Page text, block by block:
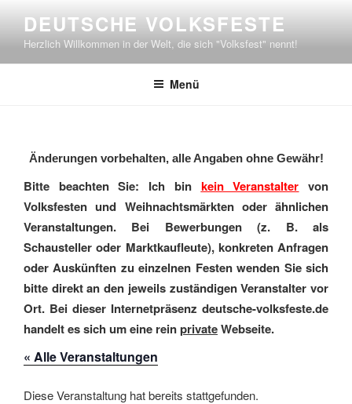
springen
DEUTSCHE VOLKSFESTE
Herzlich Willkommen in der Welt, die sich "Volksfest" nennt!
Menü
Änderungen vorbehalten, alle Angaben ohne Gewähr!
Bitte beachten Sie: Ich bin kein Veranstalter von
Volksfesten und Weihnachtsmärkten oder ähnlichen
Veranstaltungen. Bei Bewerbungen (z. B. als
Schausteller oder Marktkaufleute), konkreten Anfragen
oder Auskünften zu einzelnen Festen wenden Sie sich
bitte direkt an den jeweils zuständigen Veranstalter vor
Ort. Bei dieser Internetpräsenz deutsche-volksfeste.de
handelt es sich um eine reinprivateWebseite.
« Alle Veranstaltungen
Diese Veranstaltung hat bereits stattgefunden.